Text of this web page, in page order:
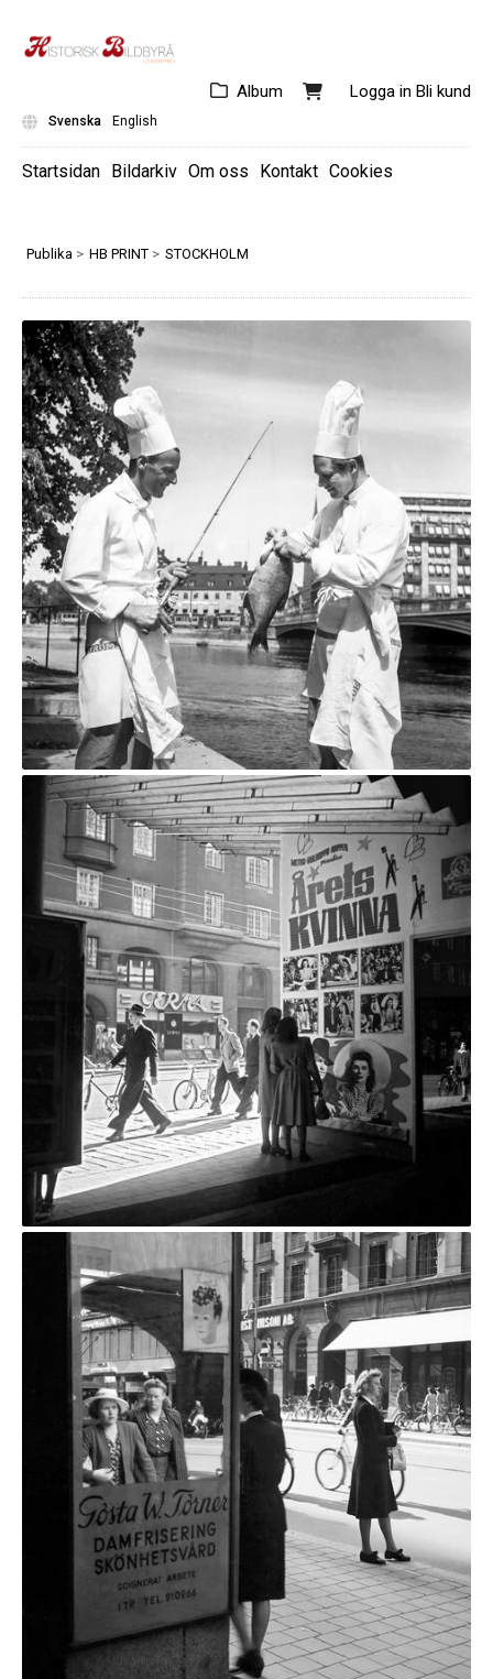
Logga in Bli kund
Album
Svenska English
Startsidan Bildarkiv Om oss Kontakt Cookies
Publika > HB PRINT > STOCKHOLM